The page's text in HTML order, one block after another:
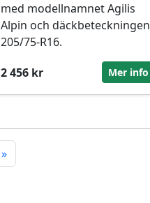
med modellnamnet Agilis
Alpin och däckbeteckningen
205/75-R16.
2 456 kr
Mer info
»